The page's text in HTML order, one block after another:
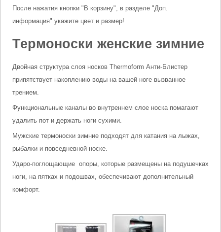
После нажатия кнопки "В корзину", в разделе "Доп.
информация" укажите цвет и размер!
Термоноски женские зимние
Двойная структура слоя носков Thermoform Анти-Блистер
припятствует накоплению воды на вашей ноге вызванное
трением.
Функциональные каналы во внутреннем слое носка помагают
удалить пот и держать ноги сухими.
Мужские термоноски зимние подходят для катания на лыжах,
рыбалки и повседневной носке.
Ударо-поглощающие опоры, которые размещены на подушечках
ноги, на пятках и подошвах, обеспечивают дополнительный
комфорт.